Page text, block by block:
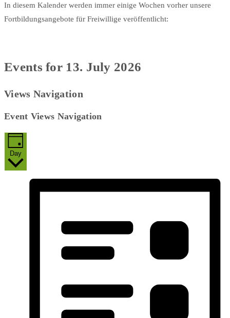
In diesem Kalender werden immer einige Wochen vorher unsere
Fortbildungsangebote für Freiwillige veröffentlicht:
Events for 13. July 2026
Views Navigation
Event Views Navigation
Day